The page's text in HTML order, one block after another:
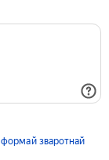
формай зваротнай